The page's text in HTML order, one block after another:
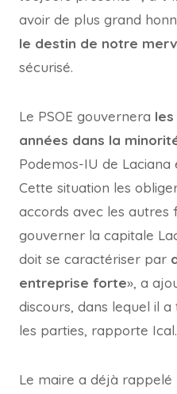
avoir de plus grand
le destin de notre
sécurisé.
Le PSOE gouvernera
années dans la
Podemos-IU de
Cette situation les
accords avec les autres
gouverner la capitale
doit se caractériser par
entreprise forte», a
discours, dans lequel il
les parties, rapporte Ical.
Le maire a déjà rappelé